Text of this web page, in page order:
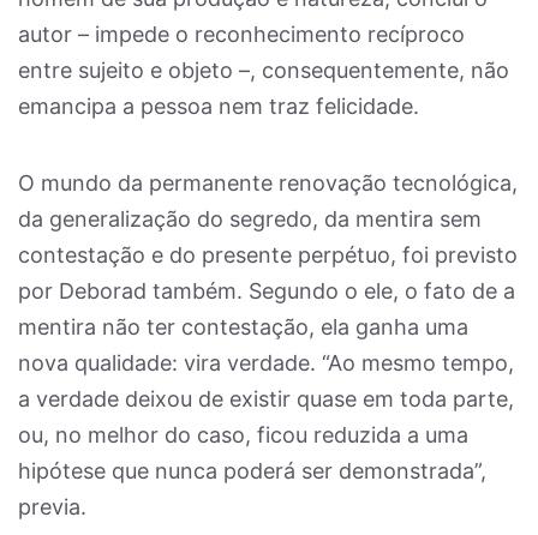
autor – impede o reconhecimento recíproco
entre sujeito e objeto –, consequentemente, não
emancipa a pessoa nem traz felicidade.
O mundo da permanente renovação tecnológica,
da generalização do segredo, da mentira sem
contestação e do presente perpétuo, foi previsto
por Deborad também. Segundo o ele, o fato de a
mentira não ter contestação, ela ganha uma
nova qualidade: vira verdade. “Ao mesmo tempo,
a verdade deixou de existir quase em toda parte,
ou, no melhor do caso, ficou reduzida a uma
hipótese que nunca poderá ser demonstrada”,
previa.